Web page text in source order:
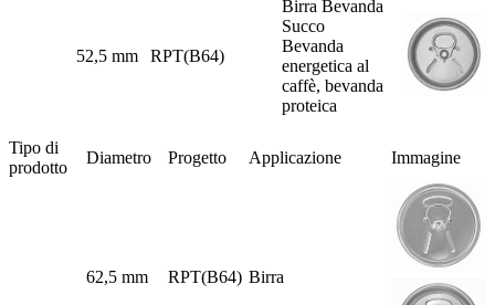
52,5 mm RPT(B64)
Birra Bevanda
Succo
Bevanda
energetica al
caffè, bevanda
proteica
Tipo di
prodotto
Diametro Progetto Applicazione Immagine
62,5 mm RPT(B64) Birra